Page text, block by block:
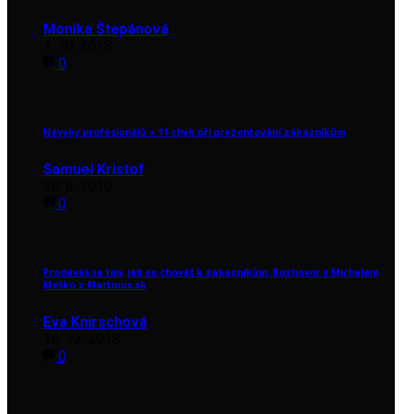
Monika Štepánová
0
Návyky profesionálů + 11 chyb při prezentování zákazníkům
Samuel Kristof
0
Prodáváš se tím, jak se chováš k zákazníkům. Rozhovor s Michalem
Meško z Martinus.sk
Eva Knirschová
0